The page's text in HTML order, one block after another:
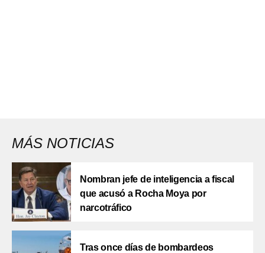
MÁS NOTICIAS
Nombran jefe de inteligencia a fiscal
que acusó a Rocha Moya por
narcotráfico
Tras once días de bombardeos